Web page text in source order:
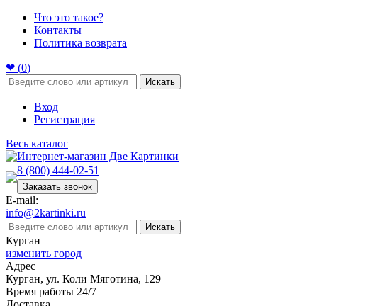
Что это такое?
Контакты
Политика возврата
❤ (0)
Искать
Вход
Регистрация
Весь каталог
8 (800) 444-02-51
Заказать звонок
E-mail:
info@2kartinki.ru
Искать
Курган
изменить город
Адрес
Курган, ул. Коли Мяготина, 129
Время работы 24/7